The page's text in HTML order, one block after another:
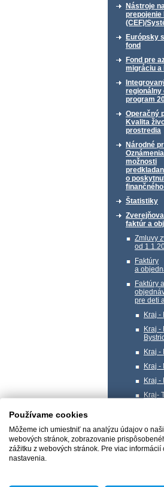
Nástroje
prepojenie
(CEF)/
Európsky
fond
Fond pre
migráciu a
regionálny
program
Operačný
Kvalita
prostredia
Národné
možnosti
o
Štatistiky
faktúr a
Zmluvy
od
Faktúry
a
Faktúry a
pre deti
Kraj -
Kraj -
Kraj -
Kraj -
Kraj -
Kraj-
Profil
Používame cookies
Môžeme ich umiestniť na analýzu údajov o
webových stránok, zobrazovanie
zážitku z webových stránok. Pre viac
nastavenia.